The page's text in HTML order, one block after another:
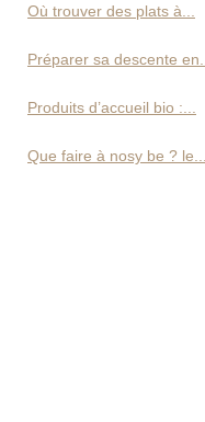
Où trouver des plats à...
Préparer sa descente en...
Produits d’accueil bio :...
Que faire à nosy be ? le...